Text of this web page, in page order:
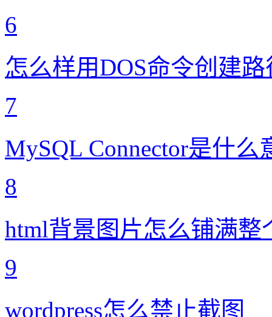
6
怎么样用DOS命令创建路
7
MySQL Connector是什么
8
html背景图片怎么铺满整
9
wordpress怎么禁止截图